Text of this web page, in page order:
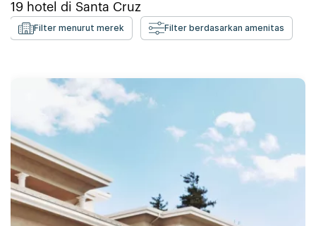
19 hotel di Santa Cruz
Filter menurut merek Filter berdasarkan amenitas